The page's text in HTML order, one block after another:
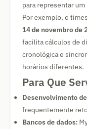
para representar
Por exemplo, o
14 de novembro de
facilita cálculos de
cronológica e
horários diferentes.
Para Que
Desenvolvimento
frequentemente
Bancos de dados: